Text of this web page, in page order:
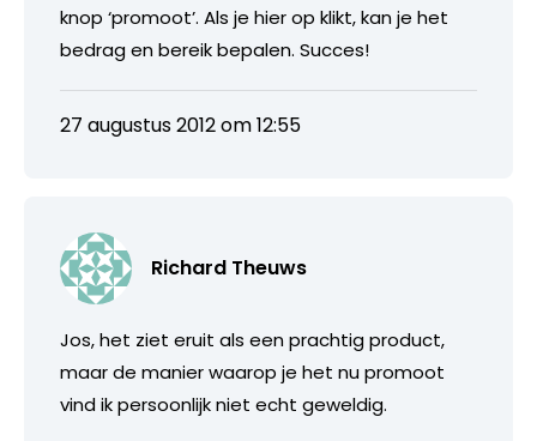
knop ‘promoot’. Als je hier op klikt, kan je het
bedrag en bereik bepalen. Succes!
27 augustus 2012 om 12:55
Richard Theuws
Jos, het ziet eruit als een prachtig product,
maar de manier waarop je het nu promoot
vind ik persoonlijk niet echt geweldig.